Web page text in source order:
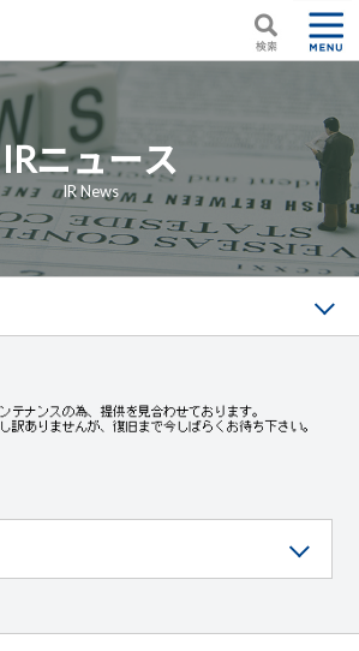
IRニュース
IR News